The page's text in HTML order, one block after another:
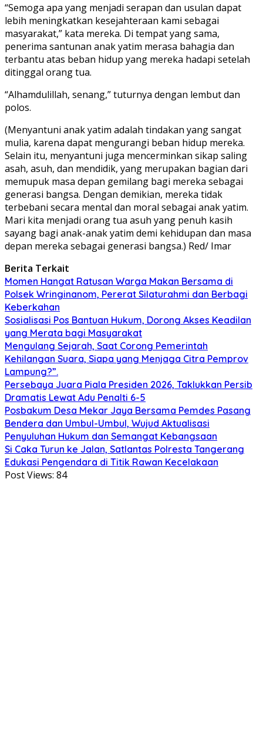
“Semoga apa yang menjadi serapan dan usulan dapat
lebih meningkatkan kesejahteraan kami sebagai
masyarakat,” kata mereka. Di tempat yang sama,
penerima santunan anak yatim merasa bahagia dan
terbantu atas beban hidup yang mereka hadapi setelah
ditinggal orang tua.
“Alhamdulillah, senang,” tuturnya dengan lembut dan
polos.
(Menyantuni anak yatim adalah tindakan yang sangat
mulia, karena dapat mengurangi beban hidup mereka.
Selain itu, menyantuni juga mencerminkan sikap saling
asah, asuh, dan mendidik, yang merupakan bagian dari
memupuk masa depan gemilang bagi mereka sebagai
generasi bangsa. Dengan demikian, mereka tidak
terbebani secara mental dan moral sebagai anak yatim.
Mari kita menjadi orang tua asuh yang penuh kasih
sayang bagi anak-anak yatim demi kehidupan dan masa
depan mereka sebagai generasi bangsa.) Red/ Imar
Berita Terkait
Momen Hangat Ratusan Warga Makan Bersama di
Polsek Wringinanom, Pererat Silaturahmi dan Berbagi
Keberkahan
Sosialisasi Pos Bantuan Hukum, Dorong Akses Keadilan
yang Merata bagi Masyarakat
Mengulang Sejarah, Saat Corong Pemerintah
Kehilangan Suara, Siapa yang Menjaga Citra Pemprov
Lampung?”.
Persebaya Juara Piala Presiden 2026, Taklukkan Persib
Dramatis Lewat Adu Penalti 6-5
Posbakum Desa Mekar Jaya Bersama Pemdes Pasang
Bendera dan Umbul-Umbul, Wujud Aktualisasi
Penyuluhan Hukum dan Semangat Kebangsaan
Si Caka Turun ke Jalan, Satlantas Polresta Tangerang
Edukasi Pengendara di Titik Rawan Kecelakaan
Post Views: 84